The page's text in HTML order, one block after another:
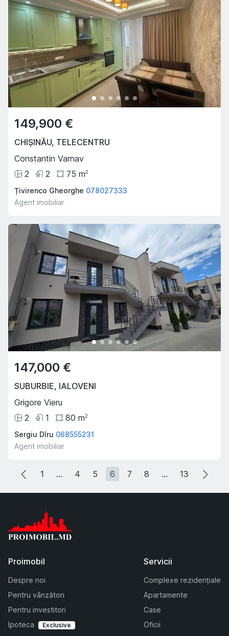
149,900 €
CHIȘINĂU, TELECENTRU
Constantin Varnav
2
2 75 m2
Țivirenco Gheorghe 078027333
Agent imobiliar
147,000 €
SUBURBIE, IALOVENI
Grigore Vieru
2
1 80 m2
Sergiu Dîru 068555231
Agent imobiliar
1 ... 4 5 6 7 8 ... 13
Proimobil
Despre noi
Pentru vânzători
Pentru investitori
Ipoteca
Exclusive
Servicii
Complexe rezidențiale
Apartamente
Case
Oficii